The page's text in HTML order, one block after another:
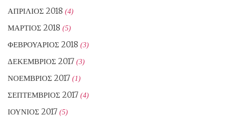
ΑΠΡΊΛΙΟΣ 2018 (4)
ΜΆΡΤΙΟΣ 2018 (5)
ΦΕΒΡΟΥΆΡΙΟΣ 2018 (3)
ΔΕΚΈΜΒΡΙΟΣ 2017 (3)
ΝΟΈΜΒΡΙΟΣ 2017 (1)
ΣΕΠΤΈΜΒΡΙΟΣ 2017 (4)
ΙΟΎΝΙΟΣ 2017 (5)